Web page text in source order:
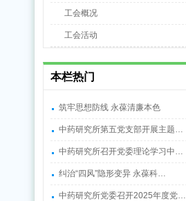
工会概况
工会活动
本栏热门
筑牢思想防线 永葆清廉本色
中药研究所第五党支部开展主题…
中药研究所召开党委理论学习中…
纠治“四风”隐形变异 永葆科…
中药研究所党委召开2025年度党…